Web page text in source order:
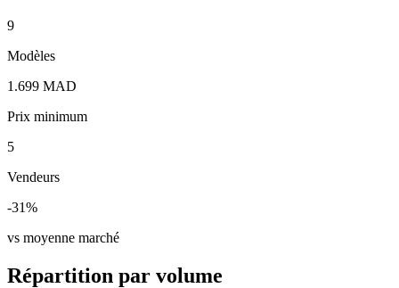
9
Modèles
1.699 MAD
Prix minimum
5
Vendeurs
-31%
vs moyenne marché
Répartition par volume